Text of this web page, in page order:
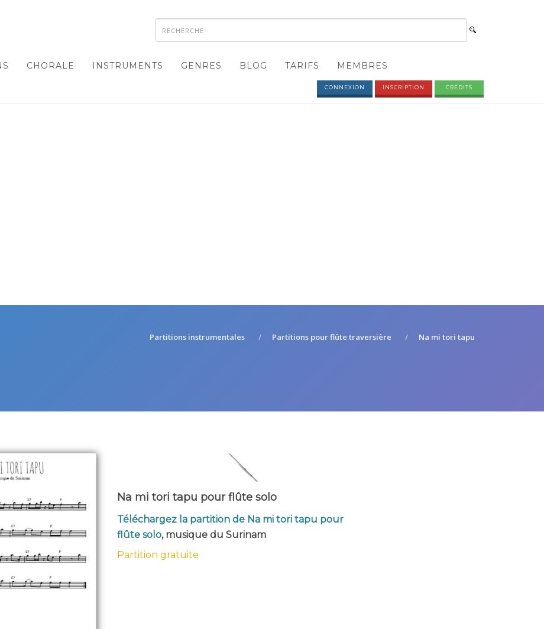
CHORALE INSTRUMENTS GENRES BLOG TARIFS MEMBRES
CONNEXION INSCRIPTION CRÉDITS
Partitions instrumentales Partitions pour flûte traversière Na mi tori tapu
Na mi tori tapu pour flûte solo
Téléchargez la partition de Na mi tori tapu pour
flûte solo, musique du Surinam
Partition gratuite